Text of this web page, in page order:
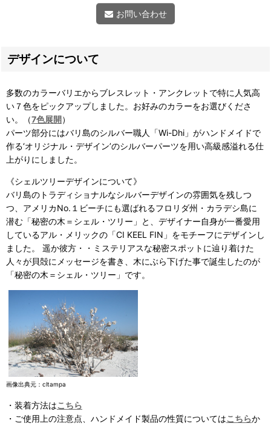
お問い合わせ
デザインについて
多数のカラーバリエからブレスレット・アンクレットで特に人気高
い７色をピックアップしました。お好みのカラーをお選びくださ
い。（7色展開）
パーツ部分にはバリ島のシルバー職人「Wi-Dhi」がハンドメイドで
作る‘オリジナル・デザイン’のシルバーパーツを用い高級感溢れる仕
上がりにしました。
《シェルツリーデザインについて》
バリ島のトラディショナルなシルバーデザインの雰囲気を残しつ
つ、アメリカNo.１ビーチにも選ばれるフロリダ州・カラデシ島に
潜む「秘密の木＝シェル・ツリー」と、デザイナー自身が一番愛用
しているアル・メリックの「CI KEEL FIN」をモチーフにデザインし
ました。 遥か彼方・・ミステリアスな秘密スポットに辿り着けた
人々が貝殻にメッセージを書き、木にぶら下げた事で誕生したのが
「秘密の木＝シェル・ツリー」です。
画像出典元：cltampa
・装着方法はこちら
・ご使用上の注意点、ハンドメイド製品の性質についてはこちらか